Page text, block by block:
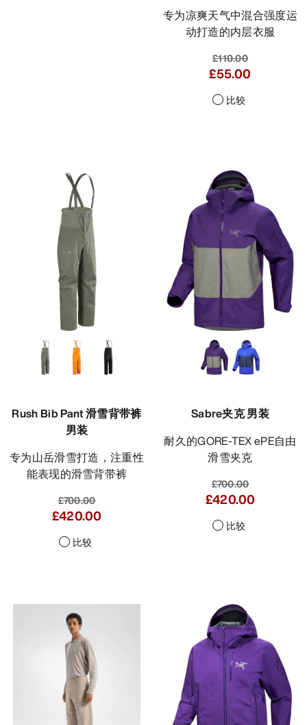
专为凉爽天气中混合强度运
动打造的内层衣服
£110.00
£55.00
比较
Rush Bib Pant 滑雪背带裤
男装
专为山岳滑雪打造，注重性
能表现的滑雪背带裤
£700.00
£350.00-£420.00
比较
Sabre夹克 男装
耐久的GORE-TEX ePE自由
滑雪夹克
£700.00
£420.00
比较